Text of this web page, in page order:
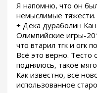
Я напомню, что он
немыслимые
+ Дека дураболин
Олимпийские игры-
что втарил тгк и огк
Всё это верно. Тесто
поднялось, такое
Как известно, всё
использованное